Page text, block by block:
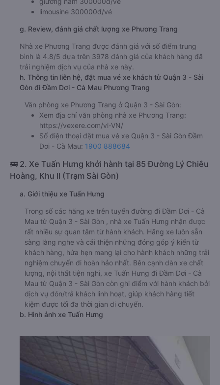
limousine 300000đ/vé
g. Review, đánh giá chất lượng xe Phương Trang
Nhà xe Phương Trang được đánh giá với số điểm trung
bình là 4.8/5 dựa trên 3978 đánh giá của khách hàng đã
trải nghiệm dịch vụ của nhà xe này.
h. Thông tin liên hệ, đặt mua vé xe khách từ Quận 3 - Sài
Gòn đi Đầm Dơi - Cà Mau Phương Trang
Văn phòng xe Phương Trang ở Quận 3 - Sài Gòn:
Xem địa chỉ văn phòng nhà xe Phương Trang:
https://vexere.com/vi-VN/
Số điện thoại đặt mua vé xe Quận 3 - Sài Gòn Đầm
Dơi - Cà Mau: 1900 888684
🚌 2. Xe Tuấn Hưng khởi hành tại 85 Đường Lý Chiêu
Hoàng, Khu II (Trạm Sài Gòn)
a. Giới thiệu xe Tuấn Hưng
Trong số các hãng xe trên tuyến đường đi Đầm Dơi - Cà
Mau từ Quận 3 - Sài Gòn , nhà xe Tuấn Hưng nhận được
rất nhiều sự quan tâm từ hành khách. Hãng xe luôn sẵn
sàng lắng nghe và cải thiện những đóng góp ý kiến từ
khách hàng, hứa hẹn mang lại cho hành khách những trải
nghiệm chuyến đi hoàn hảo nhất. Bên cạnh dàn xe chất
lượng, nội thất tiện nghi, xe Tuấn Hưng đi Đầm Dơi - Cà
Mau từ Quận 3 - Sài Gòn còn ghi điểm với hành khách bởi
dịch vụ đón/trả khách linh hoạt, giúp khách hàng tiết
kiệm được tối đa thời gian di chuyển.
b. Hình ảnh xe Tuấn Hưng